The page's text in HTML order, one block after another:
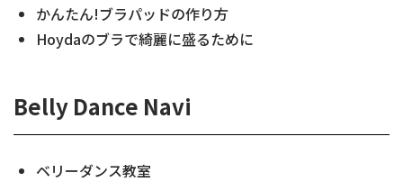
かんたん!ブラパッドの作り方
Hoydaのブラで綺麗に盛るために
Belly Dance Navi
ベリーダンス教室